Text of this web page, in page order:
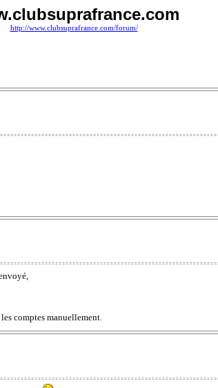
http://www.clubsuprafrance.com/forum/
comptes manuellement.